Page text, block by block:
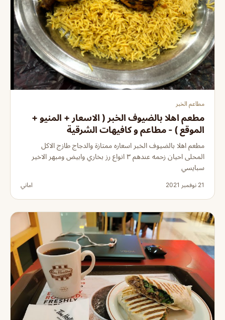
مطاعم الخبر
مطعم اهلا بالضيوف الخبر ( الاسعار + المنيو +
الموقع ) - مطاعم و كافيهات الشرقية
مطعم اهلا بالضيوف الخبر اسعاره ممتازة والدجاج طازج الاكل
المحلى احيان زحمه عندهم ٣ انواع رز بخاري وابيض ومبهر الاخير
سبايسي
21 نوفمبر 2021 اماني